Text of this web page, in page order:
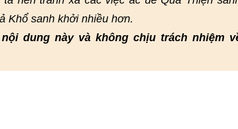
Khổ sanh khởi nhiều hơn.
dung này và không chịu trách nhiệm